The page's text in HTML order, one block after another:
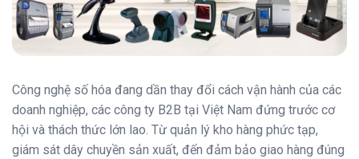
Công nghệ số hóa đang dần thay đổi cách vận hành của các
doanh nghiệp, các công ty B2B tại Việt Nam đứng trước cơ
hội và thách thức lớn lao. Từ quản lý kho hàng phức tạp,
giám sát dây chuyền sản xuất, đến đảm bảo giao hàng đúng